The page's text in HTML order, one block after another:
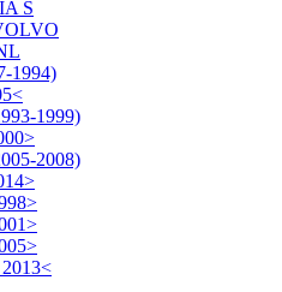
S
1994)
1999)
2008)